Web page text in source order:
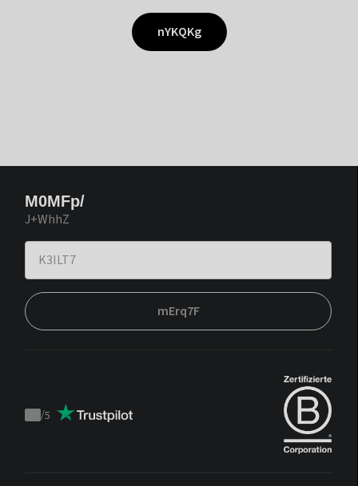
nYKQKg
M0MFp/
J+WhhZ
mErq7F
Trustpilot
/5